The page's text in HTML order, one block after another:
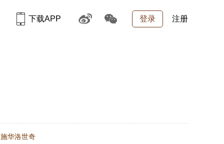
登录 注册
下载APP
施华洛世奇